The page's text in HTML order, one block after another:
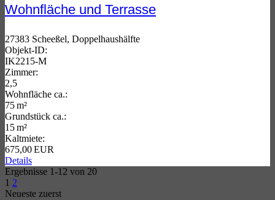
Wohnfläche und Terrasse
27383 Scheeßel, Doppelhaushälfte
Objekt-ID:
IK2215-M
Zimmer:
2,5
Wohnfläche ca.:
75 m²
Grund­stück ca.:
15 m²
Kaltmiete:
675,00 EUR
Details
Ergebnisse 1-12 von 20
1 2
Neueste zuerst